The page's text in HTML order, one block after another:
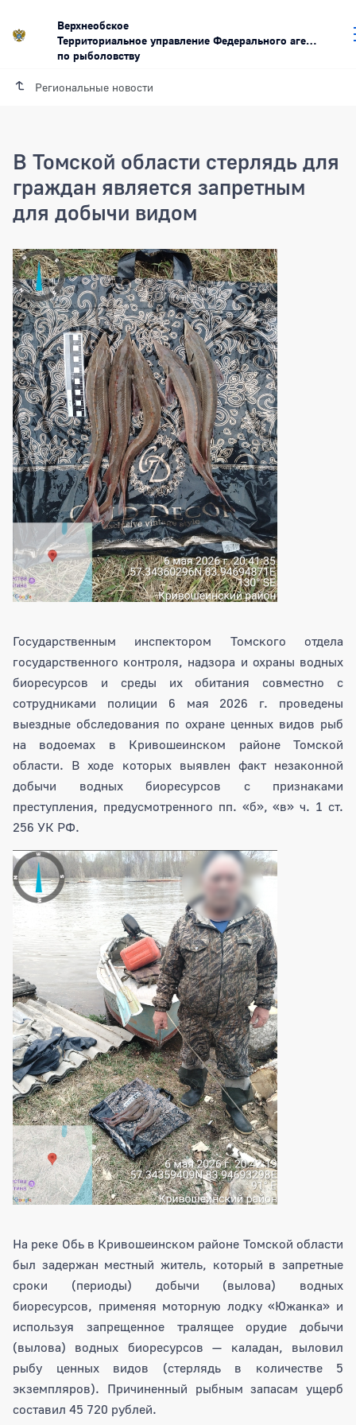
Верхнеобское
Территориальное управление Федерального агентства
по рыболовству
Региональные новости
В Томской области стерлядь для
граждан является запретным
для добычи видом
В Томской области стерлядь для
Государственным инспектором Томского отдела
государственного контроля, надзора и охраны водных
биоресурсов и среды их обитания совместно с
сотрудниками полиции 6 мая 2026 г. проведены
выездные обследования по охране ценных видов рыб
на водоемах в Кривошеинском районе Томской
области. В ходе которых выявлен факт незаконной
добычи водных биоресурсов с признаками
преступления, предусмотренного пп. «б», «в» ч. 1 ст.
256 УК РФ.
На реке Обь в Кривошеинском районе Томской области
был задержан местный житель, который в запретные
сроки (периоды) добычи (вылова) водных
биоресурсов, применяя моторную лодку «Южанка» и
используя запрещенное тралящее орудие добычи
(вылова) водных биоресурсов — каладан, выловил
рыбу ценных видов (стерлядь в количестве 5
экземпляров). Причиненный рыбным запасам ущерб
составил 45 720 рублей.